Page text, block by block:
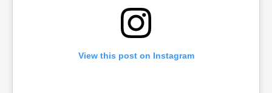
View this post on Instagram